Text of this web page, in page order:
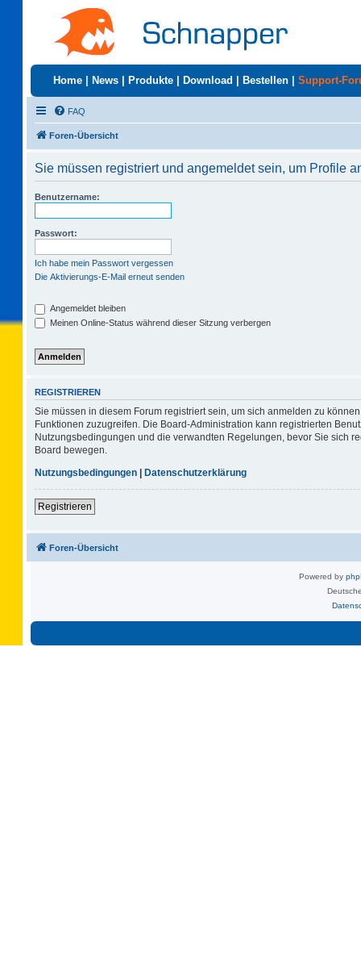
Home News Produkte Download Bestellen Support-
FAQ
Foren-Übersicht
Sie müssen registriert und angemeldet sein, um Profile
Benutzername:
Passwort:
Ich habe mein Passwort vergessen
Die Aktivierungs-E-Mail erneut senden
Angemeldet bleiben
Meinen Online-Status während dieser Sitzung verbergen
REGISTRIEREN
Sie müssen in diesem Forum registriert sein, um sich anmelden zu
Funktionen zuzugreifen. Die Board-Administration kann registrierten
Nutzungsbedingungen und die verwandten Regelungen, bevor Sie sich
Board bewegen.
Nutzungsbedingungen | Datenschutzerklärung
Registrieren
Foren-Übersicht
Powered by